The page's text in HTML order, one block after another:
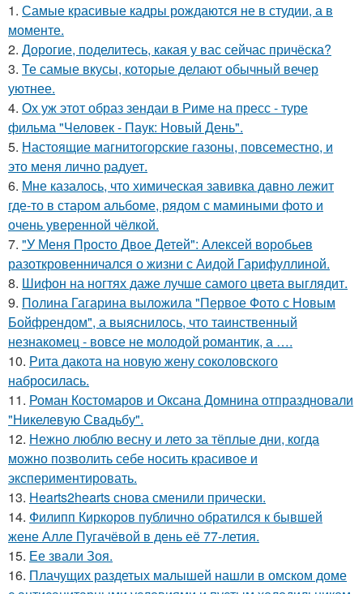
1. Самые красивые кадры рождаются не в студии, а в
моменте.
2. Дорогие, поделитесь, какая у вас сейчас причёска?
3. Те самые вкусы, которые делают обычный вечер
уютнее.
4. Ох уж этот образ зендаи в Риме на пресс - туре
фильма "Человек - Паук: Новый День".
5. Настоящие магнитогорские газоны, повсеместно, и
это меня лично радует.
6. Мне казалось, что химическая завивка давно лежит
где-то в старом альбоме, рядом с мамиными фото и
очень уверенной чёлкой.
7. "У Меня Просто Двое Детей": Алексей воробьев
разоткровенничался о жизни с Аидой Гарифуллиной.
8. Шифон на ногтях даже лучше самого цвета выглядит.
9. Полина Гагарина выложила "Первое Фото с Новым
Бойфрендом", а выяснилось, что таинственный
незнакомец - вовсе не молодой романтик, а ….
10. Рита дакота на новую жену соколовского
набросилась.
11. Роман Костомаров и Оксана Домнина отпраздновали
"Никелевую Свадьбу".
12. Нежно люблю весну и лето за тёплые дни, когда
можно позволить себе носить красивое и
экспериментировать.
13. Hearts2hearts снова сменили прически.
14. Филипп Киркоров публично обратился к бывшей
жене Алле Пугачёвой в день её 77-летия.
15. Ее звали Зоя.
16. Плачущих раздетых малышей нашли в омском доме